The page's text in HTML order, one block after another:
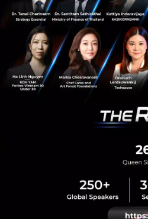
Techsauce Media
About Techsauce
Techsauce Services
Privacy Policy
ส่งบทความ
Techsauce Global Summit